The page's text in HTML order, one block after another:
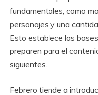
fundamentales, como
personajes y una
Esto establece las
preparen para el
siguientes.
Febrero tiende a